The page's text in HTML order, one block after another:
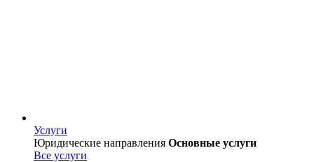
Услуги
Услуги
Юридические направления Основные услуги
Все услуги